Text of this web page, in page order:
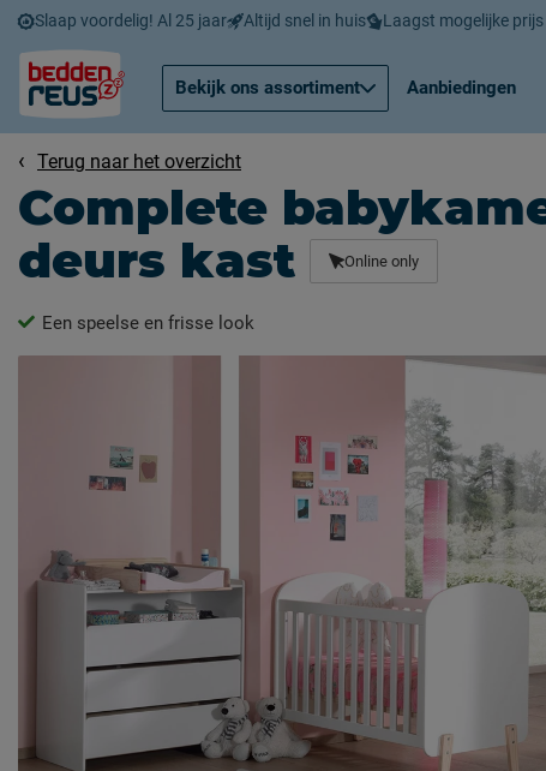
Slaap voordelig! Al 25 jaar Altijd snel in huis Laagst mogelijke prijs
Bekijk ons assortiment Aanbiedingen
Terug naar het overzicht
Complete
deurs kast
Online only
Een speelse en frisse look